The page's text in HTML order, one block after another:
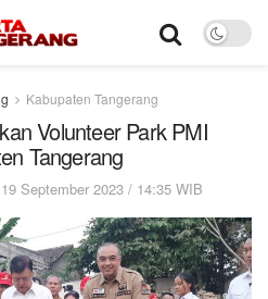
Kabupaten Tangerang
Volunteer Park PMI
Tangerang
September 2023 / 14:35 WIB